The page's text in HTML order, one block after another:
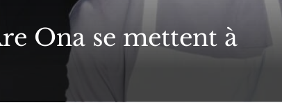
Ona se mettent à